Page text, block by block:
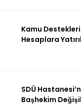
Kamu Destekleri
Hesaplara
SDÜ
Başhekim